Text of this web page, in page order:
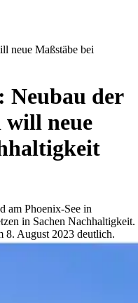
neue Maßstäbe bei
Neubau der
will neue
am Phoenix-See in
in Sachen Nachhaltigkeit.
8. August 2023 deutlich.